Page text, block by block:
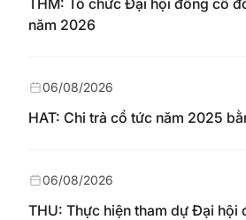
THM: Tổ chức Đại hội đồng cổ
năm 2026
HAT: Chi trả cổ tức năm 2025
06/08/2026
THU: Thực hiện tham dự Đại hội
06/08/2026